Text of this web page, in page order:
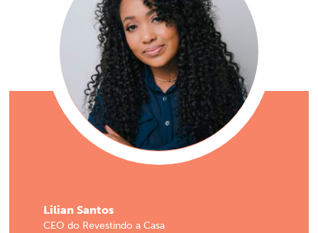
Lilian Santos
CEO do Revestindo a Casa